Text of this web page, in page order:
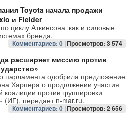
Toyota начала продажи
и Fielder
циклу Аткинсона, как и силовые
бренда.
Комментариев: 0 |Просмотров: 3 574
расширяет миссию против
парламента одобрила предложение
Харпера о продолжении участия
против группировки
(ИГ), передает n-mar.ru.
Комментариев: 0 |Просмотров: 2 656